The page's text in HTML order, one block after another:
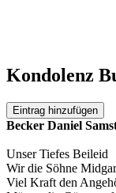
Kondolenz
Eintrag hinzufügen
Becker Daniel
Unser Tiefes Beileid
Wir die Söhne
Viel Kraft den